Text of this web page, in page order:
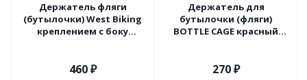
Держатель фляги
(бутылочки) West Biking
креплением с боку
460₽
Держатель для
бутылочки (фляги)
BOTTLE CAGE красный
270₽